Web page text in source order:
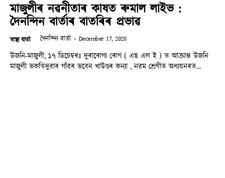
মাজুলীৰ নৱনীতাৰ কাষত ৰুমাল লাইভ :
দৈনন্দিন বাৰ্তাৰ বাতৰিৰ প্ৰভাৱ
স্বাস্থ্য বাৰ্তা দৈনন্দিন বাৰ্তা - December 17, 2020
উজনি-মাজুলী, ১৭ ডিচেম্বৰঃ দুৰাৰোগ্য ৰোগ ( এছ এল ই ) ত আক্ৰান্ত উজনি
মাজুলী ভকতিদুৱাৰ গাঁৱৰ ভবেন খাউণ্ডৰ কন্যা , নৱম শ্ৰেণীত অধ্যয়নৰত...